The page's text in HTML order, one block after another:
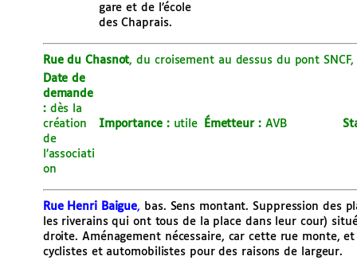
gare et de l’école
des Chaprais.
Rue du Chasnot, du croisement au dessus du pont
Date de
demande
:dès la
création
de
l’associati
on
Importance : utile Émetteur :AVB
Rue Henri Baigue, bas. Sens montant. Suppression des
les riverains qui ont tous de la place dans leur cour)
droite. Aménagement nécessaire, car cette rue monte,
cyclistes et automobilistes pour des raisons de largeur.